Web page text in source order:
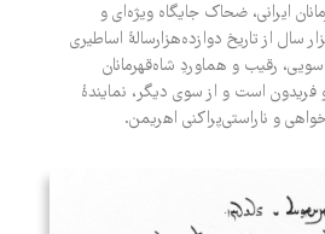
ایرانی، ضحاک جایگاه ویژه‌ای و
سال از تاریخ دوازده‌هزار‌سالۀ اساطیری
سویی، رقیب و هماوردِ شاه‌قهرمانان
است و از سوی دیگر، نمایندۀ
و ناراستی‌پراکنی اهریمن.